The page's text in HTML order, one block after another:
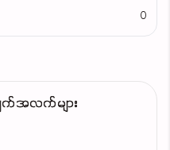
0
အလက်များ